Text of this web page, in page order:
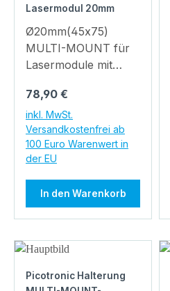
Lasermodul 20mm
Ø20mm(45x75)
MULTI-MOUNT für
Lasermodule mit
Hochwertige
Halterung in
Industriequalität für
Lasermodule mit
einem Durchmesser
von 20mm. Die
Halterung ist in allen
Befestigungsmöglichk
Standfuß drei
Regulärer Preis:
78,90 €
inkl. MwSt.
Versandkostenfrei ab
100 Euro Warenwert in
der EU
In den Warenkorb
Picotronic Halterung